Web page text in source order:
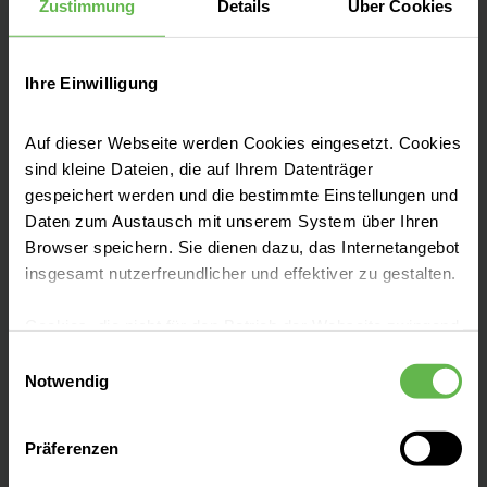
Zustimmung Details Über Cookies
Ihre Einwilligung
Auf dieser Webseite werden Cookies eingesetzt. Cookies
sind kleine Dateien, die auf Ihrem Datenträger
gespeichert werden und die bestimmte Einstellungen und
Daten zum Austausch mit unserem System über Ihren
Browser speichern. Sie dienen dazu, das Internetangebot
insgesamt nutzerfreundlicher und effektiver zu gestalten.
eingesetzt werden.
Es steht Ihnen frei, unsere Seite mit nur den notwendigen
Cookies zu benutzen, eine individuelle Auswahl
Notwendig
Präferenzen
Ärzt:innen und namhafter
Wissenschaftler:innen arbeitet am
Herzzentrum Leipzig ein Team von mehr als
1.400 Mitarbeiter:innen.
Unser Ziel:die bestmögliche Versorgung